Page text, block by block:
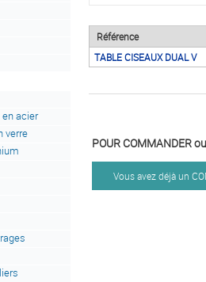
acier
verre
Référence
TABLE CISEAUX DUAL V
POUR COMMANDER
Vous avez déjà un